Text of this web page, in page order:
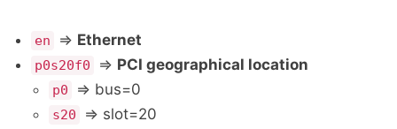
en => Ethernet
p0s20f0 => PCI geographical location
p0 => bus=0
s20 => slot=20